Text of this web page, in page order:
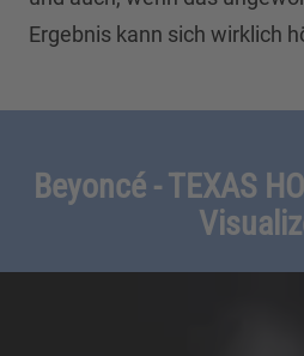
Ergebnis kann sich wirklich
Beyoncé - TEXAS